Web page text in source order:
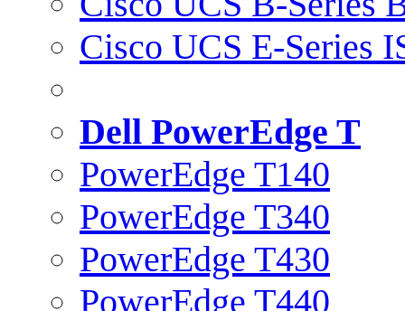
Cisco UCS E-Series
Dell PowerEdge T
PowerEdge T140
PowerEdge T340
PowerEdge T430
PowerEdge T440